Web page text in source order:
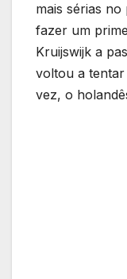
mais sérias
fazer um
Kruijswijk a
voltou a tentar
vez, o